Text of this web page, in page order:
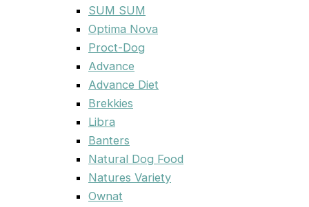
SUM SUM
Optima Nova
Proct-Dog
Advance
Advance Diet
Brekkies
Libra
Banters
Natural Dog Food
Natures Variety
Ownat